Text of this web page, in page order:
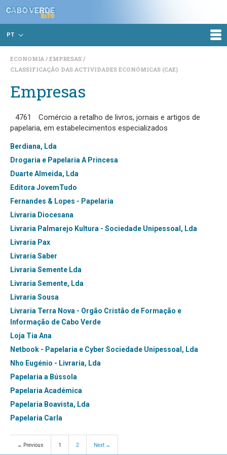
PT
ECONOMIA
EMPRESAS
CLASSIFICAÇÃO DAS ACTIVIDADES ECONÓMICAS (CAE)
Empresas
4761
Comércio a retalho de livros, jornais e artigos de
papelaria, em estabelecimentos especializados
Berdiana, Lda
Drogaria e Papelaria A Princesa
Duarte Almeida, Lda
Editora JovemTudo
Fernandes & Lopes - Papelaria
Livraria Diocesana
Livraria Palmarejo Kultura - Sociedade Unipessoal, Lda
Livraria Pax
Livraria Saber
Livraria Semente Lda
Livraria Semente, Lda
Livraria Sousa
Livraria Terra Nova - Orgão Cristão de Formação e
Informação de Cabo Verde
Loja Tia Ana
Netbook - Papelaria e Cyber Sociedade Unipessoal, Lda
Nho Eugénio - Livraria, Lda
Papelaria a Bússola
Papelaria Académica
Papelaria Boavista, Lda
Papelaria Carla
← Previous 1 2 Next →